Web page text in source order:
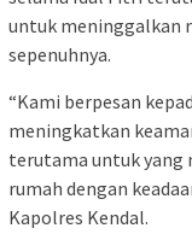
untuk meninggalkan
sepenuhnya.
“Kami berpesan
meningkatkan
terutama untuk yang
rumah dengan
Kapolres Kendal.